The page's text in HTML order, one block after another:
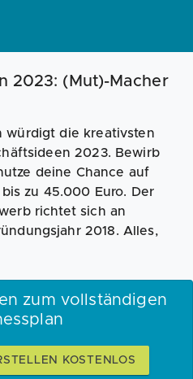
Businessplan Fördermittel
2023: (Mut)-Macher
würdigt die kreativsten
2023. Bewirb
deine Chance auf
zu 45.000 Euro. Der
richtet sich an
2018. Alles,
zum vollständigen
KOSTENLOS